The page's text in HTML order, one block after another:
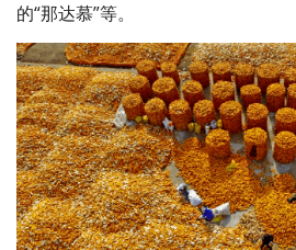
的“那达慕”等。